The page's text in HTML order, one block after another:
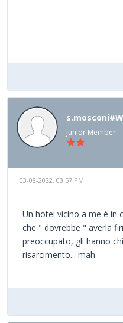
Junior Member
03-08-2022, 03:57 PM
Un hotel vicino a me è in
che " dovrebbe " averla
preoccupato, gli hanno
risarcimento... mah